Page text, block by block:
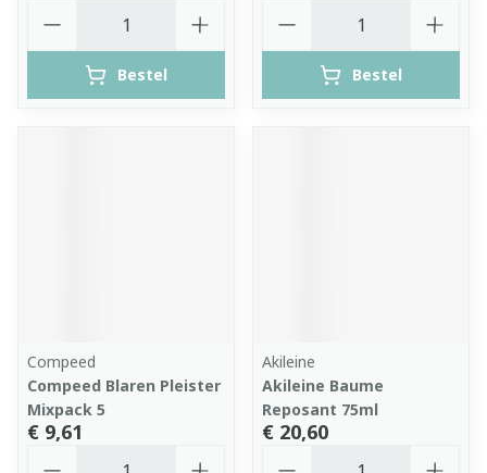
Bestel Bestel
Compeed
Compeed Blaren Pleister
Mixpack 5
€ 9,61
Akileine
Akileine Baume
Reposant 75ml
€ 20,60